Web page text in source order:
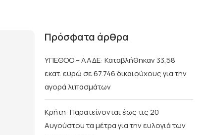
Πρόσφατα άρθρα
ΥΠΕΘΟΟ – ΑΑΔΕ: Καταβλήθηκαν 33,58
εκατ. ευρώ σε 67.746 δικαιούχους για την
αγορά λιπασμάτων
Κρήτη: Παρατείνονται έως τις 20
Αυγούστου τα μέτρα για την ευλογιά των